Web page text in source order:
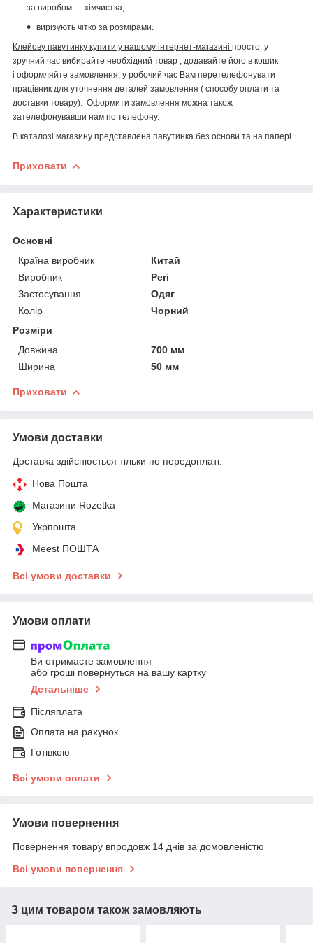
за виробом — хімчистка;
вирізують чітко за розмірами.
Клейову павутинку купити у нашому інтернет-магазині просто: у
зручний час вибирайте необхідний товар , додавайте його в кошик
і оформляйте замовлення; у робочий час Вам перетелефонувати
працівник для уточнення деталей замовлення ( способу оплати та
доставки товару). Оформити замовлення можна також
зателефонувавши нам по телефону.
В каталозі магазину представлена павутинка без основи та на папері.
Приховати
Характеристики
Основні
Країна виробник
Китай
Виробник
Peri
Застосування
Одяг
Колір
Чорний
Розміри
Довжина
700 мм
Ширина
50 мм
Приховати
Умови доставки
Доставка здійснюється тільки по передоплаті.
Нова Пошта
Магазини Rozetka
Укрпошта
Meest ПОШТА
Всі умови доставки
Умови оплати
Ви отримаєте замовлення
або гроші повернуться на вашу картку
Детальніше
Післяплата
Оплата на рахунок
Готівкою
Всі умови оплати
Умови повернення
Повернення товару впродовж 14 днів за домовленістю
Всі умови повернення
З цим товаром також замовляють